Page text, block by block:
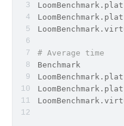
# Average time
Benchmark